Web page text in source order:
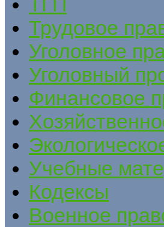
Трудовое
Уголовное
Уголовный
Финансовое
Учебные
Кодексы
Военное